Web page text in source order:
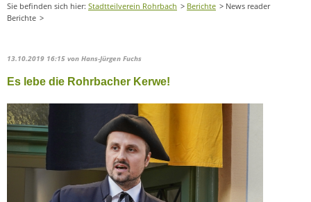
Stadtteilverein Rohrbach Berichte
News reader
Berichte
13.10.2019 16:15 von Hans-Jürgen Fuchs
Es lebe die Rohrbacher Kerwe!